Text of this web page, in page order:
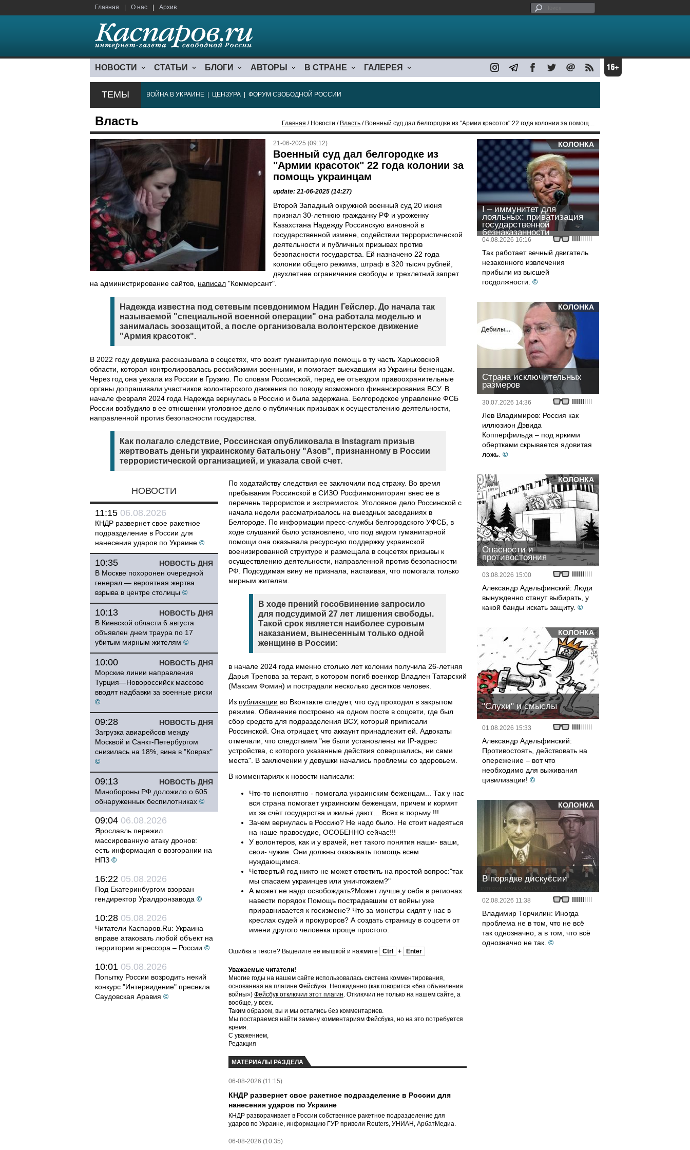
Главная О нас Архив
НОВОСТИ СТАТЬИ БЛОГИ АВТОРЫ В СТРАНЕ ГАЛЕРЕЯ
ТЕМЫ ВОЙНА В УКРАИНЕ ЦЕНЗУРА ФОРУМ СВОБОДНОЙ РОССИИ
Власть Главная / Новости / Власть / Военный суд дал белгородке из "Армии красоток" 22 года колонии за помощь украинцам
21-06-2025 (09:12)
Военный суд дал белгородке из
"Армии красоток" 22 года колонии за
помощь украинцам
update: 21-06-2025 (14:27)
Второй Западный окружной военный суд 20 июня
признал 30-летнюю гражданку РФ и уроженку
Казахстана Надежду Россинскую виновной в
государственной измене, содействии террористической
деятельности и публичных призывах против
безопасности государства. Ей назначено 22 года
колонии общего режима, штраф в 320 тысяч рублей,
двухлетнее ограничение свободы и трехлетний запрет
на администрирование сайтов, написал "Коммерсант".
Надежда известна под сетевым псевдонимом Надин Гейслер. До начала так
называемой "специальной военной операции" она работала моделью и
занималась зоозащитой, а после организовала волонтерское движение
"Армия красоток".
В 2022 году девушка рассказывала в соцсетях, что возит гуманитарную помощь в ту часть Харьковской
области, которая контролировалась российскими военными, и помогает выехавшим из Украины беженцам.
Через год она уехала из России в Грузию. По словам Россинской, перед ее отъездом правоохранительные
органы допрашивали участников волонтерского движения по поводу возможного финансирования ВСУ. В
начале февраля 2024 года Надежда вернулась в Россию и была задержана. Белгородское управление ФСБ
России возбудило в ее отношении уголовное дело о публичных призывах к осуществлению деятельности,
направленной против безопасности государства.
Как полагало следствие, Россинская опубликовала в Instagram призыв
жертвовать деньги украинскому батальону "Азов", признанному в России
террористической организацией, и указала свой счет.
НОВОСТИ
11:15 06.08.2026
КНДР развернет свое ракетное
подразделение в России для
нанесения ударов по Украине ©
НОВОСТЬ ДНЯ
10:35
В Москве похоронен очередной
генерал — вероятная жертва
взрыва в центре столицы ©
НОВОСТЬ ДНЯ
10:13
В Киевской области 6 августа
объявлен днем траура по 17
убитым мирным жителям ©
НОВОСТЬ ДНЯ
10:00
Морские линии направления
Турция—Новороссийск массово
вводят надбавки за военные риски
©
НОВОСТЬ ДНЯ
09:28
Загрузка авиарейсов между
Москвой и Санкт-Петербургом
снизилась на 18%, вина в "Коврах"
©
НОВОСТЬ ДНЯ
09:13
Минобороны РФ доложило о 605
обнаруженных беспилотниках ©
09:04 06.08.2026
Ярославль пережил
массированную атаку дронов:
есть информация о возгорании на
НПЗ ©
16:22 05.08.2026
Под Екатеринбургом взорван
гендиректор Уралдронзавода ©
10:28 05.08.2026
Читатели Каспаров.Ru: Украина
вправе атаковать любой объект на
территории агрессора – России ©
10:01 05.08.2026
Попытку России возродить некий
конкурс "Интервидение" пресекла
Саудовская Аравия ©
По ходатайству следствия ее заключили под стражу. Во время
пребывания Россинской в СИЗО Росфинмониторинг внес ее в
перечень террористов и экстремистов. Уголовное дело Россинской с
начала недели рассматривалось на выездных заседаниях в
Белгороде. По информации пресс-службы белгородского УФСБ, в
ходе слушаний было установлено, что под видом гуманитарной
помощи она оказывала ресурсную поддержку украинской
военизированной структуре и размещала в соцсетях призывы к
осуществлению деятельности, направленной против безопасности
РФ. Подсудимая вину не признала, настаивая, что помогала только
мирным жителям.
В ходе прений гособвинение запросило
для подсудимой 27 лет лишения свободы.
Такой срок является наиболее суровым
наказанием, вынесенным только одной
женщине в России:
в начале 2024 года именно столько лет колонии получила 26-летняя
Дарья Трепова за теракт, в котором погиб военкор Владлен Татарский
(Максим Фомин) и пострадали несколько десятков человек.
Из публикации во Вконтакте следует, что суд проходил в закрытом
режиме. Обвинение построено на одном посте в соцсети, где был
сбор средств для подразделения ВСУ, который приписали
Россинской. Она отрицает, что аккаунт принадлежит ей. Адвокаты
отмечали, что следствием "не были установлены ни IP-адрес
устройства, с которого указанные действия совершались, ни сами
места". В заключении у девушки начались проблемы со здоровьем.
В комментариях к новости написали:
Что-то непонятно - помогала украинским беженцам... Так у нас
вся страна помогает украинским беженцам, причем и кормят
их за счёт государства и жильё дают.... Всех в тюрьму !!!
Зачем вернулась в Россию? Не надо было. Не стоит надеяться
на наше правосудие, ОСОБЕННО сейчас!!!
У волонтеров, как и у врачей, нет такого понятия наши- ваши,
свои- чужие. Они должны оказывать помощь всем
нуждающимся.
Четвертый год никто не может ответить на простой вопрос:"так
мы спасаем украинцев или уничтожаем?"
А может не надо освобождать?Может лучше,у себя в регионах
навести порядок Помощь пострадавшим от войны уже
приравнивается к госизмене? Что за монстры сидят у нас в
креслах судей и прокуроров? А создать страницу в соцсети от
имени другого человека проще простого.
Ошибка в тексте? Выделите ее мышкой и нажмите Ctrl + Enter
Уважаемые читатели!
Многие годы на нашем сайте использовалась система комментирования,
основанная на плагине Фейсбука. Неожиданно (как говорится «без объявления
войны») Фейсбук отключил этот плагин. Отключил не только на нашем сайте, а
вообще, у всех.
Таким образом, вы и мы остались без комментариев.
Мы постараемся найти замену комментариям Фейсбука, но на это потребуется
время.
С уважением,
Редакция
МАТЕРИАЛЫ РАЗДЕЛА
06-08-2026 (11:15)
КНДР развернет свое ракетное подразделение в России для
нанесения ударов по Украине
КНДР разворачивает в России собственное ракетное подразделение для
ударов по Украине, информацию ГУР привели Reuters, УНИАН, АрбатМедиа.
06-08-2026 (10:35)
КОЛОНКА
I – иммунитет для
лояльных: приватизация
государственной
безнаказанности
04.08.2026 16:16
Так работает вечный двигатель
незаконного извлечения
прибыли из высшей
госдолжности. ©
КОЛОНКА
Страна исключительных
размеров
30.07.2026 14:36
Лев Владимиров: Россия как
иллюзион Дэвида
Копперфильда – под яркими
обертками скрывается ядовитая
ложь. ©
КОЛОНКА
Опасности и
противостояния
03.08.2026 15:00
Александр Адельфинский: Люди
вынужденно станут выбирать, у
какой банды искать защиту. ©
КОЛОНКА
"Слухи" и смыслы
01.08.2026 15:33
Александр Адельфинский:
Противостоять, действовать на
опережение – вот что
необходимо для выживания
цивилизации! ©
КОЛОНКА
В порядке дискуссии
02.08.2026 11:38
Владимир Торчилин: Иногда
проблема не в том, что не всё
так однозначно, а в том, что всё
однозначно не так. ©